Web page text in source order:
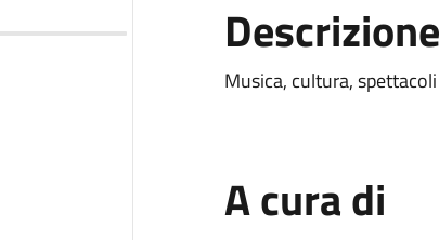
Descrizione
Musica, cultura,
A cura di